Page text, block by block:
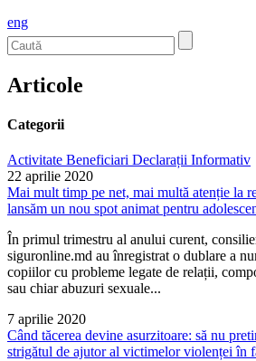
eng
Articole
Categorii
Activitate Beneficiari Declarații Informativ
22 aprilie 2020
Mai mult timp pe net, mai multă atenție la
lansăm un nou spot animat pentru
În primul trimestru al anului curent,
siguronline.md au înregistrat o dublare a
copiilor cu probleme legate de relații,
sau chiar abuzuri sexuale...
7 aprilie 2020
Când tăcerea devine asurzitoare: să nu
strigătul de ajutor al victimelor violenței în